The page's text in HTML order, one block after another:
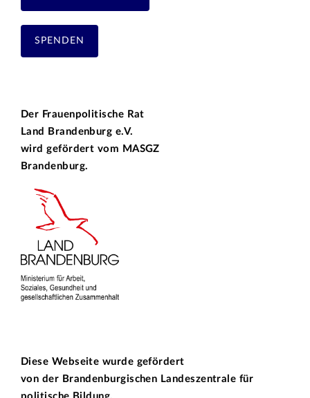
SPENDEN
Der Frauenpolitische Rat
Land Brandenburg e.V.
wird gefördert vom MASGZ
Brandenburg.
Diese Webseite wurde gefördert
von der Brandenburgischen Landeszentrale für